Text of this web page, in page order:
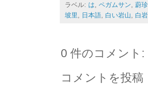
ラベル: は ペガムサン 蔚珍
坡里
日本語 白い岩山 白
0 件のコメント:
コメントを投稿